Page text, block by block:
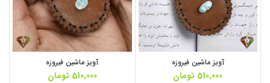
آویز ماشین فیروزه
510,000 تومان
آویز ماشین فیروزه
510,000 تومان